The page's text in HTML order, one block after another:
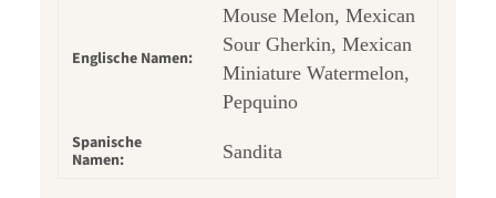
Englische Namen:
Mouse Melon, Mexican
Sour Gherkin, Mexican
Miniature Watermelon,
Pepquino
Spanische
Namen:
Sandita